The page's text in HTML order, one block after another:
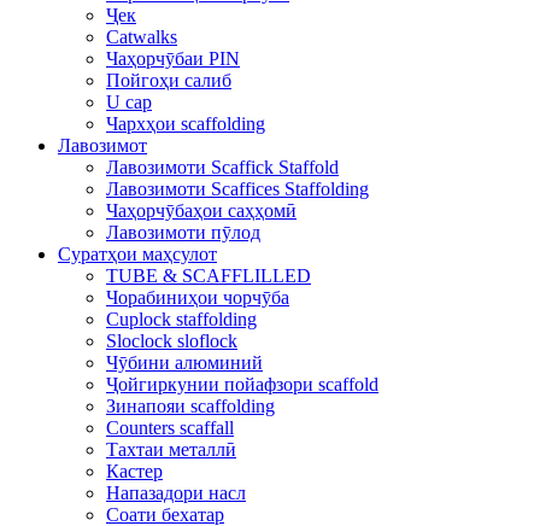
Ҷек
Catwalks
Чаҳорчӯбаи PIN
Пойгоҳи салиб
U сар
Чархҳои scaffolding
Лавозимот
Лавозимоти Scaffick Staffold
Лавозимоти Scaffices Staffolding
Чаҳорчӯбаҳои саҳҳомӣ
Лавозимоти пӯлод
Суратҳои маҳсулот
TUBE & SCAFFLILLED
Чорабиниҳои чорчӯба
Cuplock staffolding
Sloclock sloflock
Чӯбини алюминий
Ҷойгиркунии пойафзори scaffold
Зинапояи scaffolding
Counters scaffall
Тахтаи металлӣ
Кастер
Напазадори насл
Соати бехатар